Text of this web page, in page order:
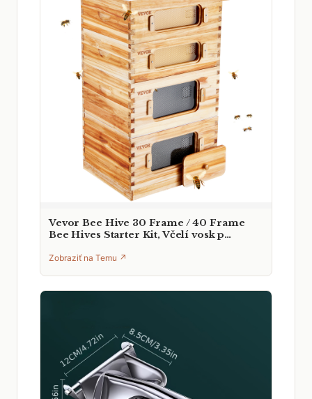
Vevor Bee Hive 30 Frame / 40 Frame
Bee Hives Starter Kit, Včelí vosk p…
Zobraziť na Temu ↗